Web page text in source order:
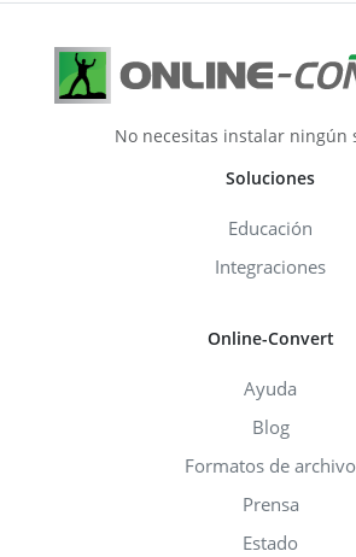
No necesitas instalar ningún
Soluciones
Educación
Integraciones
Online-Convert
Ayuda
Blog
Formatos de archivo
Prensa
Estado